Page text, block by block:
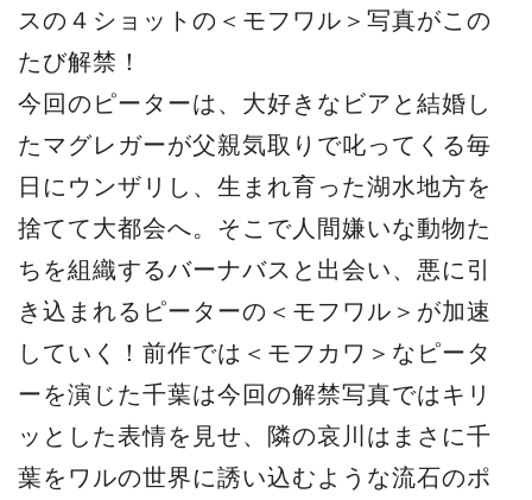
スの４ショットの＜モフワル＞写真がこの
たび解禁！
今回のピーターは、大好きなビアと結婚し
たマグレガーが父親気取りで叱ってくる毎
日にウンザリし、生まれ育った湖水地方を
捨てて大都会へ。そこで人間嫌いな動物た
ちを組織するバーナバスと出会い、悪に引
き込まれるピーターの＜モフワル＞が加速
していく！前作では＜モフカワ＞なピータ
ーを演じた千葉は今回の解禁写真ではキリ
ッとした表情を見せ、隣の哀川はまさに千
葉をワルの世界に誘い込むような流石のポ